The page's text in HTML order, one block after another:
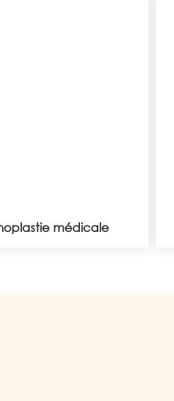
médicale